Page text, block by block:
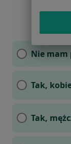
Czy
Nie mam
Tak,
Tak,